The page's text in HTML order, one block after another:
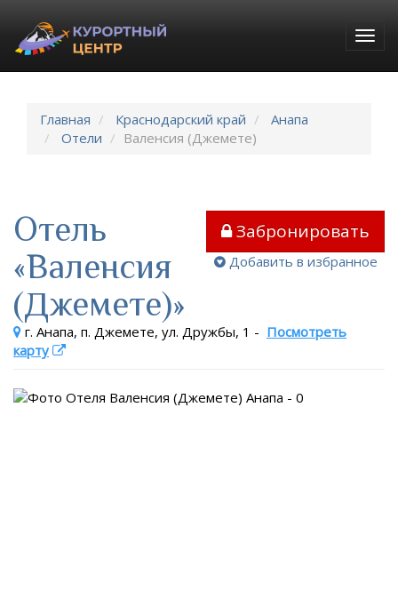
Главная Краснодарский край
Анапа
Отели
Валенсия (Джемете)
Забронировать
Добавить в избранное
Отель
«Валенсия
(Джемете)»
г. Анапа, п. Джемете, ул. Дружбы, 1 - Посмотреть
карту